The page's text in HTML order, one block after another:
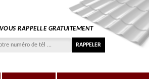
RAPPELLE GRATUITEMENT